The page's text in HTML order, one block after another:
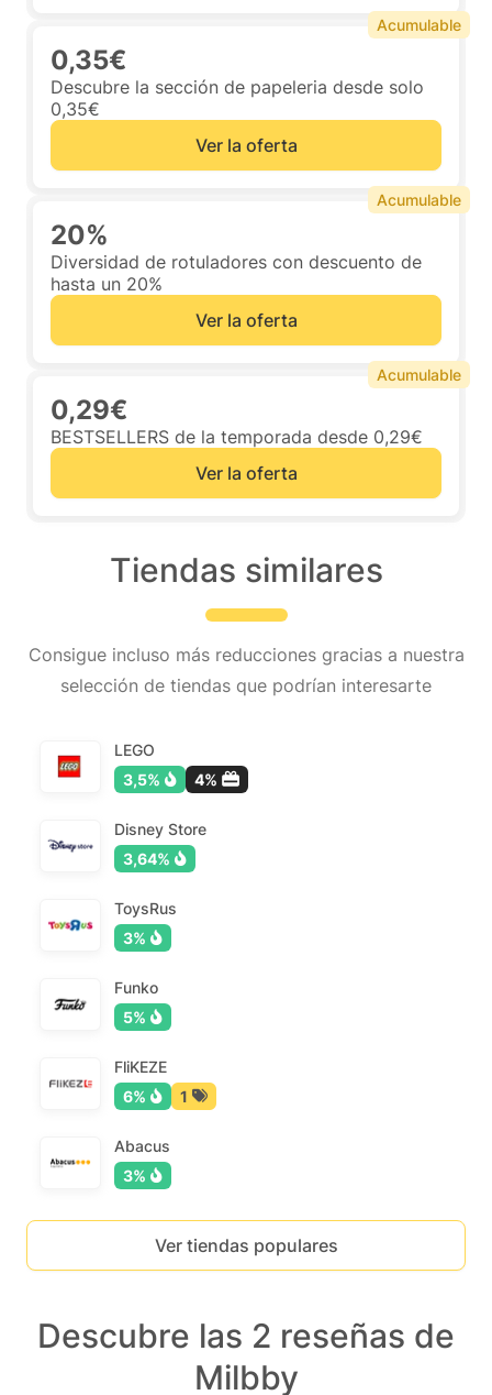
0,35€
Descubre la sección de papeleria desde solo
0,35€
Ver la oferta
Acumulable
20%
Diversidad de rotuladores con descuento de
hasta un 20%
Ver la oferta
Acumulable
0,29€
BESTSELLERS de la temporada desde 0,29€
Ver la oferta
Acumulable
Tiendas similares
Consigue incluso más reducciones gracias a nuestra
selección de tiendas que podrían interesarte
LEGO
3,5%
4%
Disney Store
3,64%
ToysRus
3%
Funko
5%
FliKEZE
6%
1
Abacus
3%
Ver tiendas populares
Descubre las 2 reseñas de
Milbby